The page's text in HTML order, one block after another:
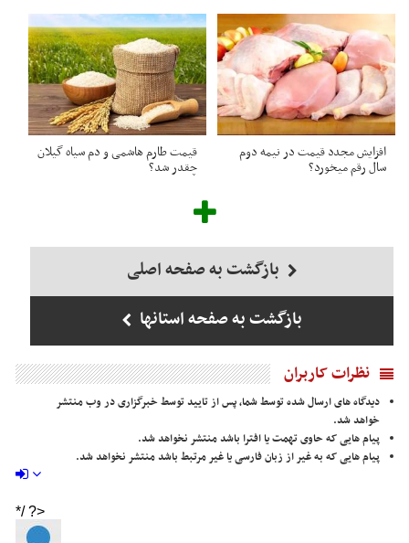
افزایش مجدد قیمت در نیمه دوم
سال رقم میخورد؟
قیمت طارم هاشمی و دم سیاه گیلان
چقدر شد؟
بازگشت به صفحه اصلی
بازگشت به صفحه استانها
نظرات کاربران
دیدگاه های ارسال شده توسط شما، پس از تایید توسط خبرگزاری در وب منتشر
خواهد شد.
پیام هایی که حاوی تهمت یا افترا باشد منتشر نخواهد شد.
پیام هایی که به غیر از زبان فارسی یا غیر مرتبط باشد منتشر نخواهد شد.